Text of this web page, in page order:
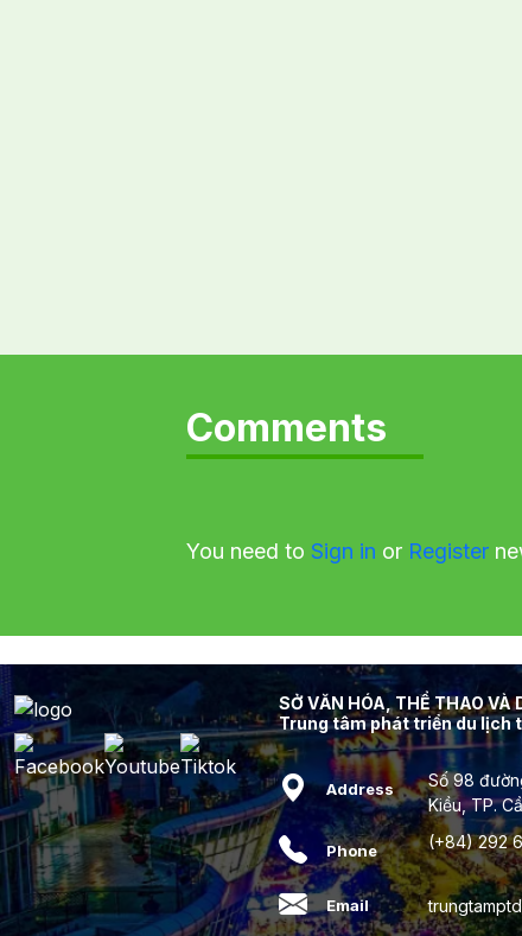
Comments
You need to Sign in or Register
SỞ VĂN HÓA, THỂ THAO VÀ
Trung tâm phát triển du lịch
Address
Số 98
Kiều, TP.
Phone (+84) 292
Email